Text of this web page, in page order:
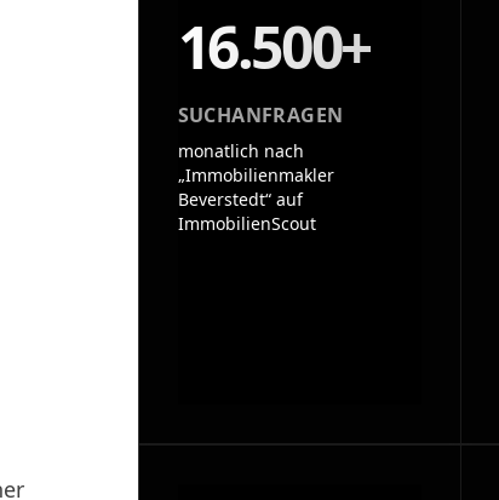
16.500+
SUCHANFRAGEN
monatlich nach
„Immobilienmakler
Beverstedt“ auf
ImmobilienScout